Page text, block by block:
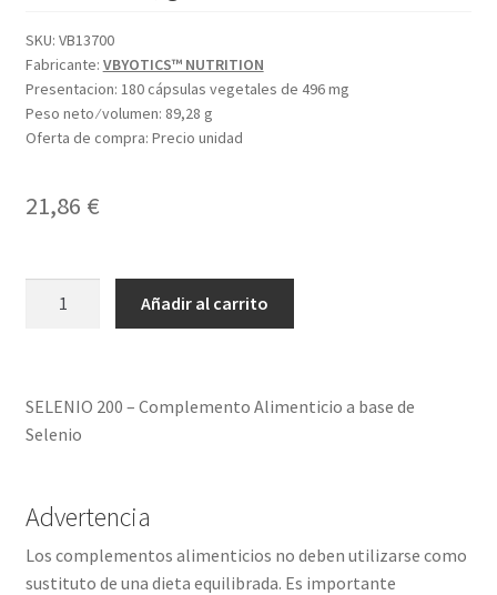
SKU: VB13700
Fabricante: VBYOTICS™ NUTRITION
Presentacion: 180 cápsulas vegetales de 496 mg
Peso neto ⁄ volumen: 89,28 g
Oferta de compra: Precio unidad
21,86 €
Añadir al carrito
SELENIO 200 – Complemento Alimenticio a base de
Selenio
Advertencia
Los complementos alimenticios no deben utilizarse como
sustituto de una dieta equilibrada. Es importante